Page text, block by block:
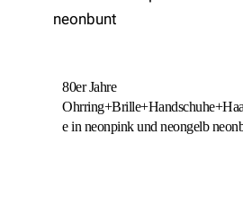
80er Jahre
e in neonpink und neongelb